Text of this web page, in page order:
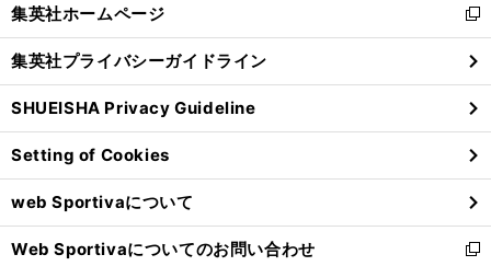
】
・
、
前
閉
る
集英社ホームページ
新
し
い
ウ
ィ
ン
ド
ウ
で
開
く
集英社プライバシーガイドライン
SHUEISHA Privacy Guideline
Setting of Cookies
web Sportivaについて
Web Sportivaについてのお問い合わせ
新